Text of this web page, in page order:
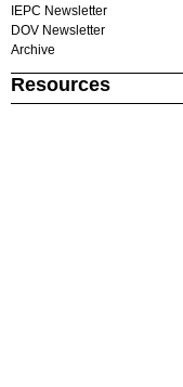
IEPC Newsletter
DOV Newsletter
Archive
Resources